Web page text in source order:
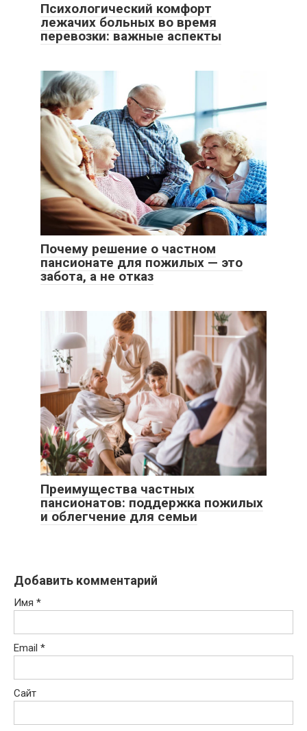
Психологический комфорт
лежачих больных во время
перевозки: важные аспекты
Почему решение о частном
пансионате для пожилых — это
забота, а не отказ
Преимущества частных
пансионатов: поддержка пожилых
и облегчение для семьи
Добавить комментарий
Имя *
Email *
Сайт